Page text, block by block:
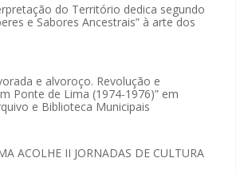
do Território dedica segundo
e Sabores Ancestrais” à arte dos
e alvoroço. Revolução e
Ponte de Lima (1974-1976)” em
e Biblioteca Municipais
ACOLHE II JORNADAS DE CULTURA